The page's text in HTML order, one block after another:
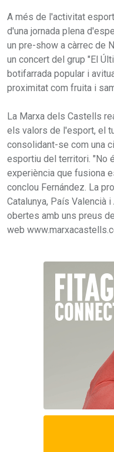
A més de l'activitat
d'una jornada plena
un pre-show a càrrec de
un concert del grup "El
botifarrada popular i
proximitat com fruita i
La Marxa dels Castells
els valors de l'esport, el
consolidant-se com una
esportiu del territori. "No
experiència que fusiona
conclou Fernández. La
Catalunya, País Valencià
obertes amb uns preus
web